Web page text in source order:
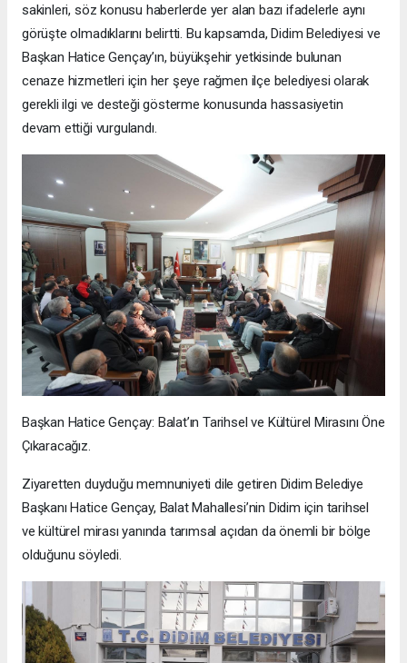
sakinleri, söz konusu haberlerde yer alan bazı ifadelerle aynı
görüşte olmadıklarını belirtti. Bu kapsamda, Didim Belediyesi ve
Başkan Hatice Gençay’ın, büyükşehir yetkisinde bulunan
cenaze hizmetleri için her şeye rağmen ilçe belediyesi olarak
gerekli ilgi ve desteği gösterme konusunda hassasiyetin
devam ettiği vurgulandı.
Başkan Hatice Gençay: Balat’ın Tarihsel ve Kültürel Mirasını Öne
Çıkaracağız.
Ziyaretten duyduğu memnuniyeti dile getiren Didim Belediye
Başkanı Hatice Gençay, Balat Mahallesi’nin Didim için tarihsel
ve kültürel mirası yanında tarımsal açıdan da önemli bir bölge
olduğunu söyledi.